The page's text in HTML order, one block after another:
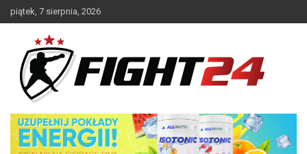
Skip
to
piątek, 7 sierpnia, 2026
FIGHT24.PL – MMA i K-1, UFC